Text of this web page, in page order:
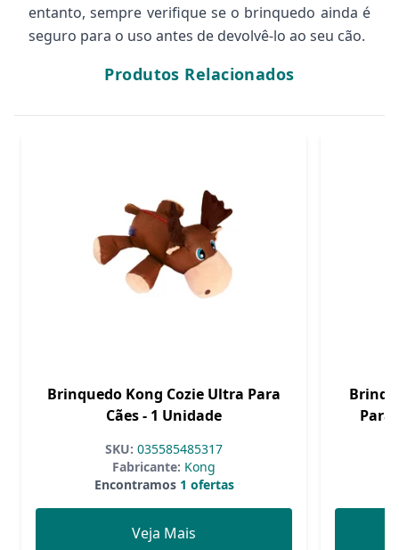
entanto, sempre verifique se o brinquedo ainda é
seguro para o uso antes de devolvê-lo ao seu cão.
Produtos Relacionados
Brinquedo Kong Cozie Ultra Para
Cães - 1 Unidade
SKU: 035585485317
Fabricante: Kong
Encontramos1 ofertas
Veja Mais
Para